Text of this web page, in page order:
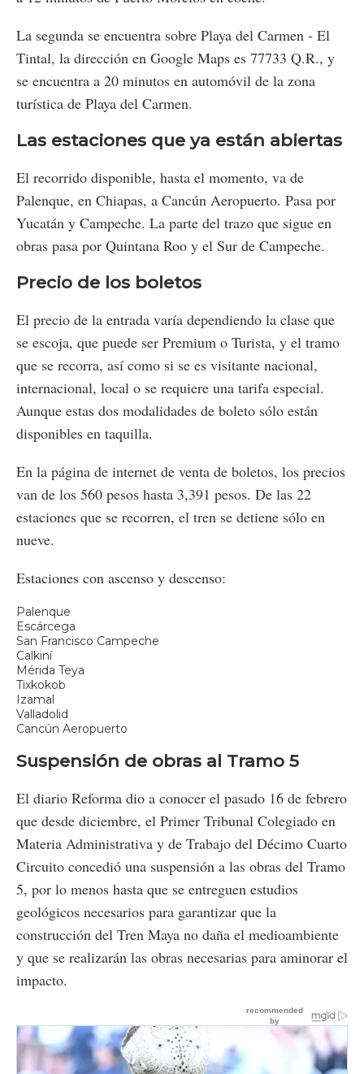
La segunda se encuentra sobre Playa del Carmen - El
Tintal, la dirección en Google Maps es 77733 Q.R., y
se encuentra a 20 minutos en automóvil de la zona
turística de Playa del Carmen.
Las estaciones que ya están abiertas
El recorrido disponible, hasta el momento, va de
Palenque, en Chiapas, a Cancún Aeropuerto. Pasa por
Yucatán y Campeche. La parte del trazo que sigue en
obras pasa por Quintana Roo y el Sur de Campeche.
Precio de los boletos
El precio de la entrada varía dependiendo la clase que
se escoja, que puede ser Premium o Turista, y el tramo
que se recorra, así como si se es visitante nacional,
internacional, local o se requiere una tarifa especial.
Aunque estas dos modalidades de boleto sólo están
disponibles en taquilla.
En la página de internet de venta de boletos, los precios
van de los 560 pesos hasta 3,391 pesos. De las 22
estaciones que se recorren, el tren se detiene sólo en
nueve.
Estaciones con ascenso y descenso:
Palenque
Escárcega
San Francisco Campeche
Calkiní
Mérida Teya
Tixkokob
Izamal
Valladolid
Cancún Aeropuerto
Suspensión de obras al Tramo 5
El diario Reforma dio a conocer el pasado 16 de febrero
que desde diciembre, el Primer Tribunal Colegiado en
Materia Administrativa y de Trabajo del Décimo Cuarto
Circuito concedió una suspensión a las obras del Tramo
5, por lo menos hasta que se entreguen estudios
geológicos necesarios para garantizar que la
construcción del Tren Maya no daña el medioambiente
y que se realizarán las obras necesarias para aminorar el
impacto.